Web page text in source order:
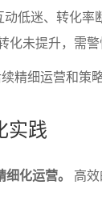
动低迷、转化率
化未提升，需
精细运营和策略
实践
化运营。
高